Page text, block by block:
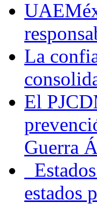
La
El
Guerra
estados